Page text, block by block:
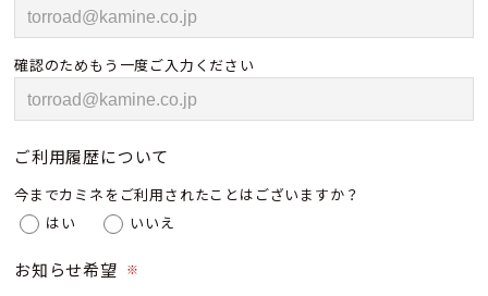
確認のためもう一度ご入力ください
ご利用履歴について
今までカミネをご利用されたことはございますか？
はい
いいえ
お知らせ希望 ※